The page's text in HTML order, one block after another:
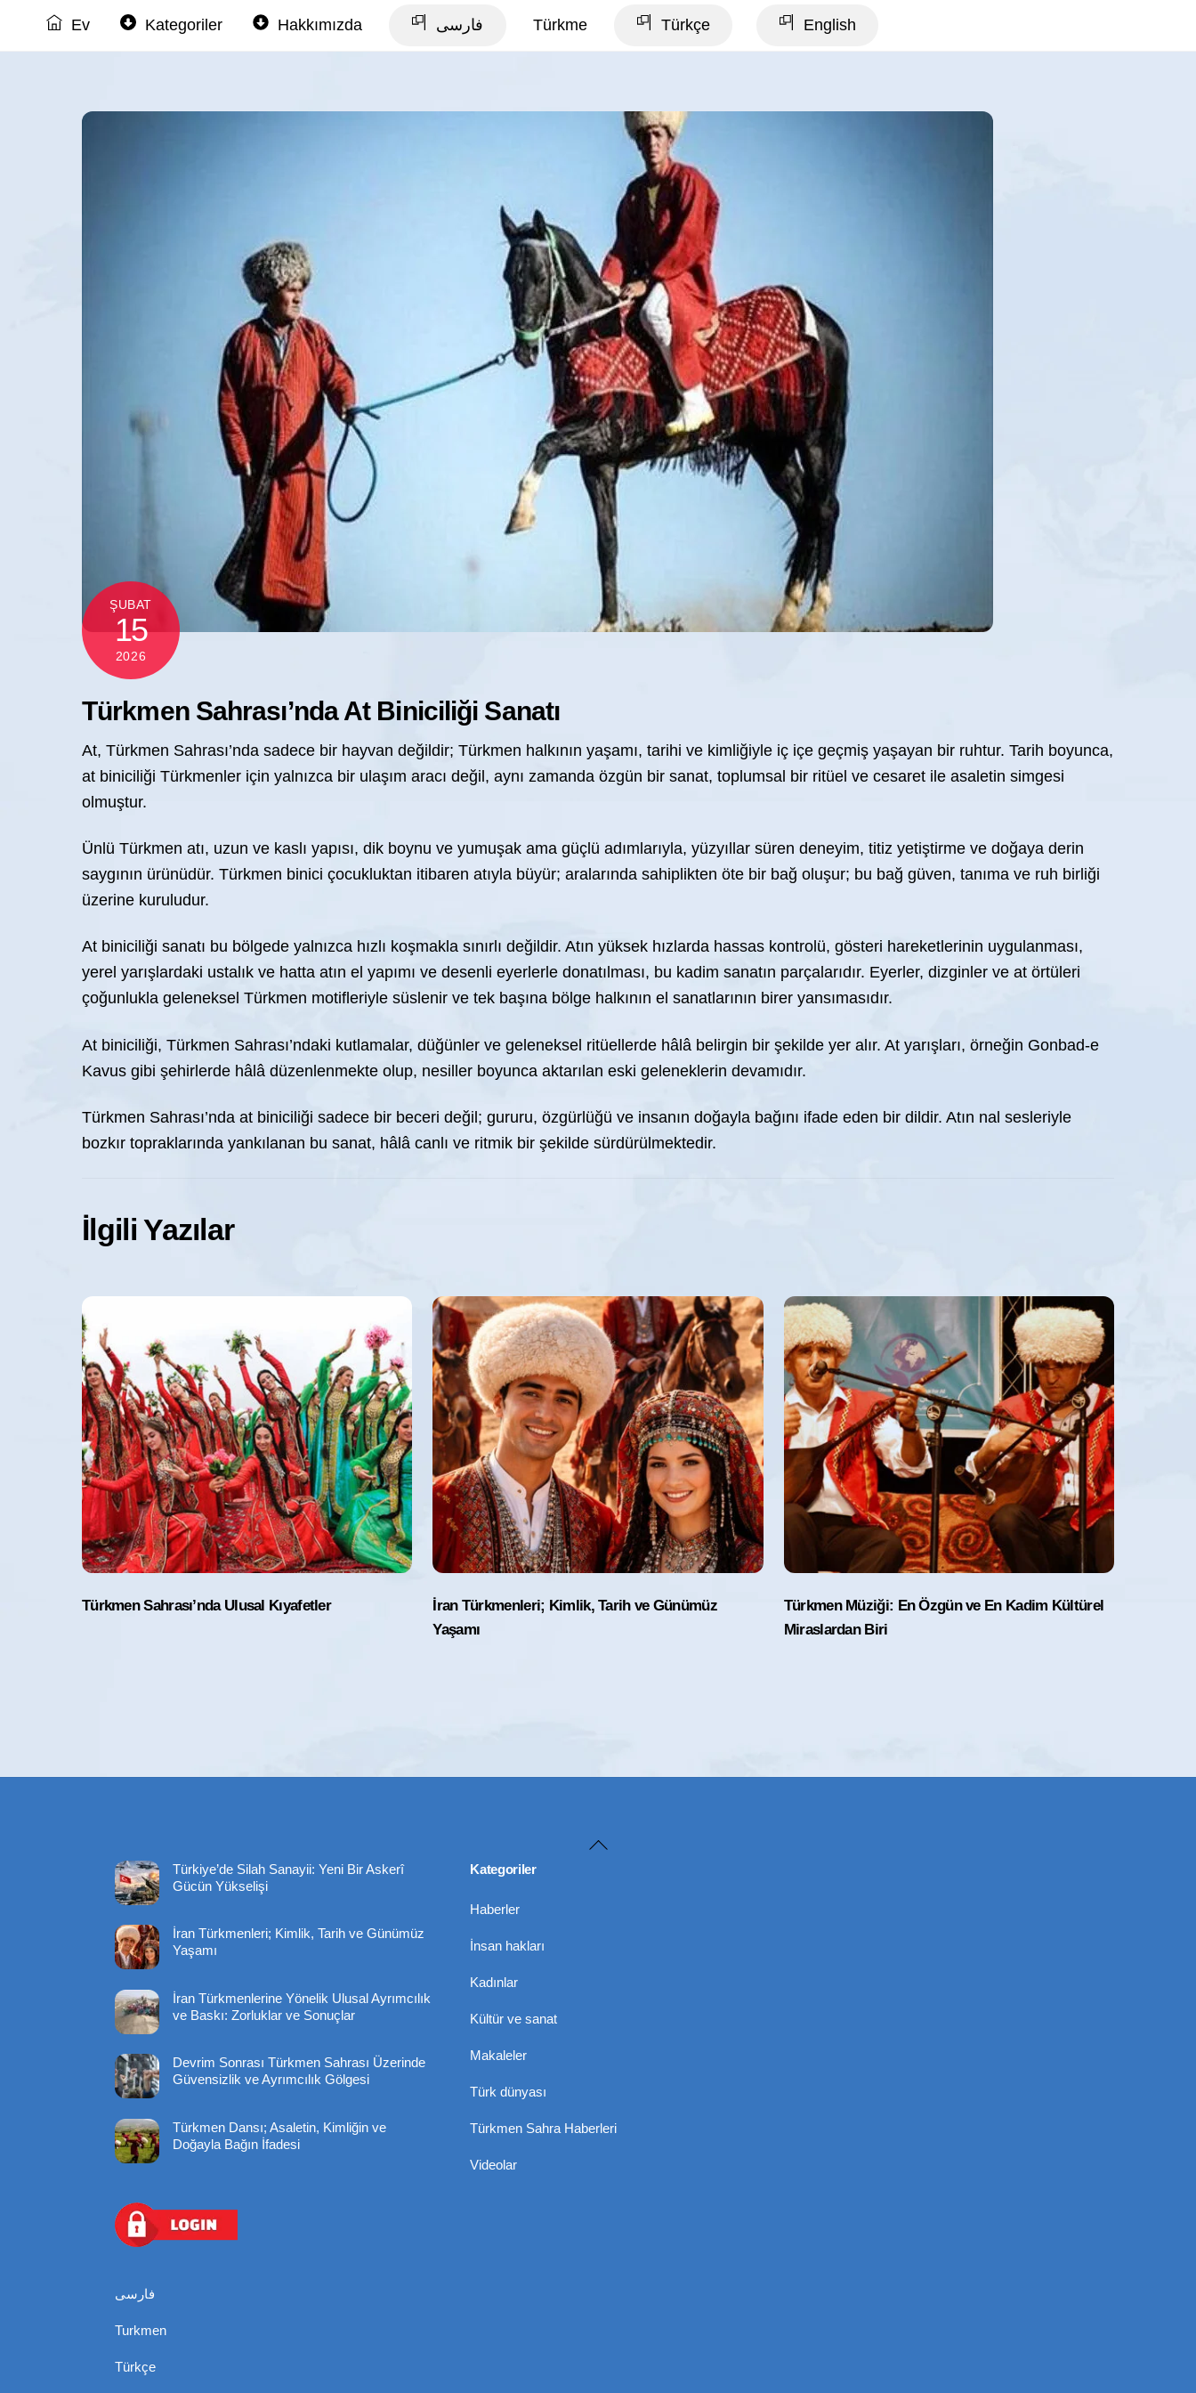
Ev Kategoriler Hakkımızda فارسی Türkme Türkçe English
ŞUBAT
15
2026
Türkmen Sahrası’nda At Biniciliği Sanatı
At, Türkmen Sahrası’nda sadece bir hayvan değildir; Türkmen halkının yaşamı, tarihi ve kimliğiyle iç içe geçmiş yaşayan bir ruhtur. Tarih boyunca,
at biniciliği Türkmenler için yalnızca bir ulaşım aracı değil, aynı zamanda özgün bir sanat, toplumsal bir ritüel ve cesaret ile asaletin simgesi
olmuştur.
Ünlü Türkmen atı, uzun ve kaslı yapısı, dik boynu ve yumuşak ama güçlü adımlarıyla, yüzyıllar süren deneyim, titiz yetiştirme ve doğaya derin
saygının ürünüdür. Türkmen binici çocukluktan itibaren atıyla büyür; aralarında sahiplikten öte bir bağ oluşur; bu bağ güven, tanıma ve ruh birliği
üzerine kuruludur.
At biniciliği sanatı bu bölgede yalnızca hızlı koşmakla sınırlı değildir. Atın yüksek hızlarda hassas kontrolü, gösteri hareketlerinin uygulanması,
yerel yarışlardaki ustalık ve hatta atın el yapımı ve desenli eyerlerle donatılması, bu kadim sanatın parçalarıdır. Eyerler, dizginler ve at örtüleri
çoğunlukla geleneksel Türkmen motifleriyle süslenir ve tek başına bölge halkının el sanatlarının birer yansımasıdır.
At biniciliği, Türkmen Sahrası’ndaki kutlamalar, düğünler ve geleneksel ritüellerde hâlâ belirgin bir şekilde yer alır. At yarışları, örneğin Gonbad-e
Kavus gibi şehirlerde hâlâ düzenlenmekte olup, nesiller boyunca aktarılan eski geleneklerin devamıdır.
Türkmen Sahrası’nda at biniciliği sadece bir beceri değil; gururu, özgürlüğü ve insanın doğayla bağını ifade eden bir dildir. Atın nal sesleriyle
bozkır topraklarında yankılanan bu sanat, hâlâ canlı ve ritmik bir şekilde sürdürülmektedir.
İlgili Yazılar
Türkmen Sahrası’nda Ulusal Kıyafetler
İran Türkmenleri; Kimlik, Tarih ve Günümüz
Yaşamı
Türkmen Müziği: En Özgün ve En Kadim Kültürel
Miraslardan Biri
Back
Türkiye’de Silah Sanayii: Yeni Bir Askerî
Gücün Yükselişi
İran Türkmenleri; Kimlik, Tarih ve Günümüz
Yaşamı
İran Türkmenlerine Yönelik Ulusal Ayrımcılık
ve Baskı: Zorluklar ve Sonuçlar
Devrim Sonrası Türkmen Sahrası Üzerinde
Güvensizlik ve Ayrımcılık Gölgesi
Türkmen Dansı; Asaletin, Kimliğin ve
Doğayla Bağın İfadesi
Kategoriler
Haberler
İnsan hakları
Kadınlar
Kültür ve sanat
Makaleler
Türk dünyası
Türkmen Sahra Haberleri
Videolar
فارسی
Turkmen
Türkçe